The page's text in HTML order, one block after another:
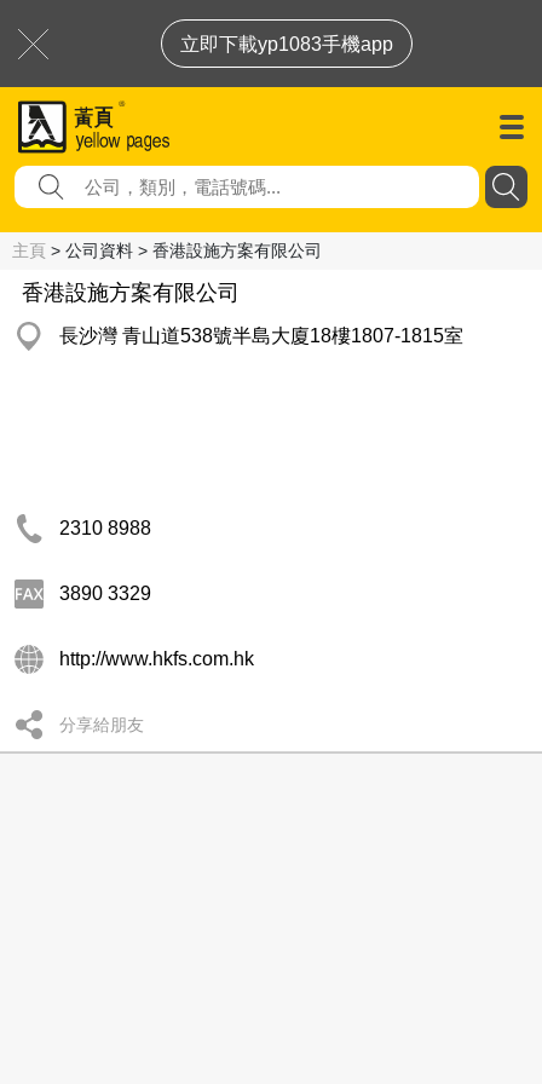
立即下載yp1083手機app
主頁 > 公司資料 > 香港設施方案有限公司
香港設施方案有限公司
長沙灣 青山道538號半島大廈18樓1807-1815室
2310 8988
3890 3329
http://www.hkfs.com.hk
分享給朋友